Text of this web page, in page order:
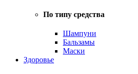
По типу средства
Шампуни
Бальзамы
Маски
Здоровье